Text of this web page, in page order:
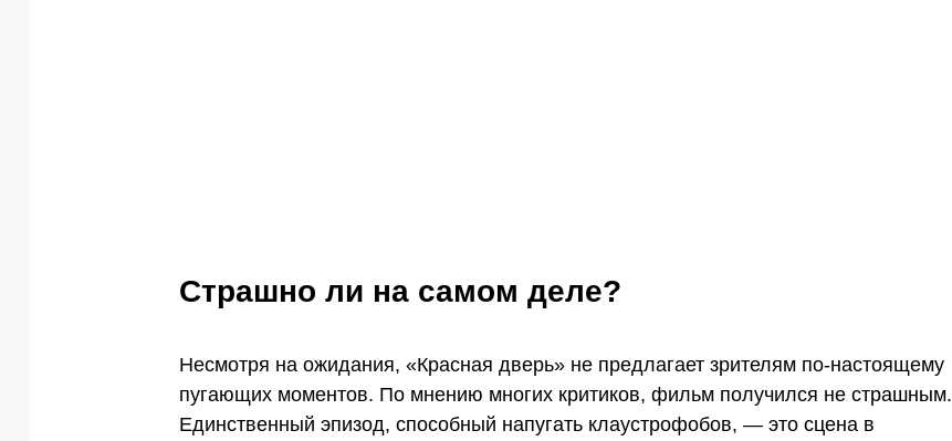
Страшно ли на самом деле?
Несмотря на ожидания, «Красная дверь» не предлагает зрителям по-настоящему
пугающих моментов. По мнению многих критиков, фильм получился не страшным.
Единственный эпизод, способный напугать клаустрофобов, — это сцена в